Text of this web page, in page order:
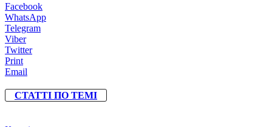
Facebook
WhatsApp
Telegram
Viber
Twitter
Print
Email
СТАТТІ ПО ТЕМІ